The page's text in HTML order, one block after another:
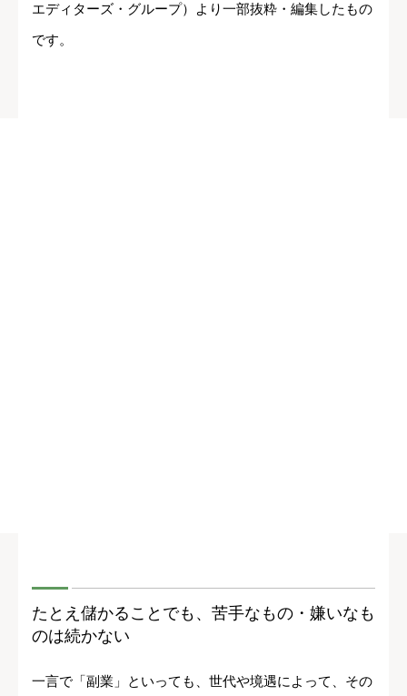
エディターズ・グループ）より一部抜粋・編集したもの
です。
たとえ儲かることでも、苦手なもの・嫌いなも
のは続かない
一言で「副業」といっても、世代や境遇によって、その